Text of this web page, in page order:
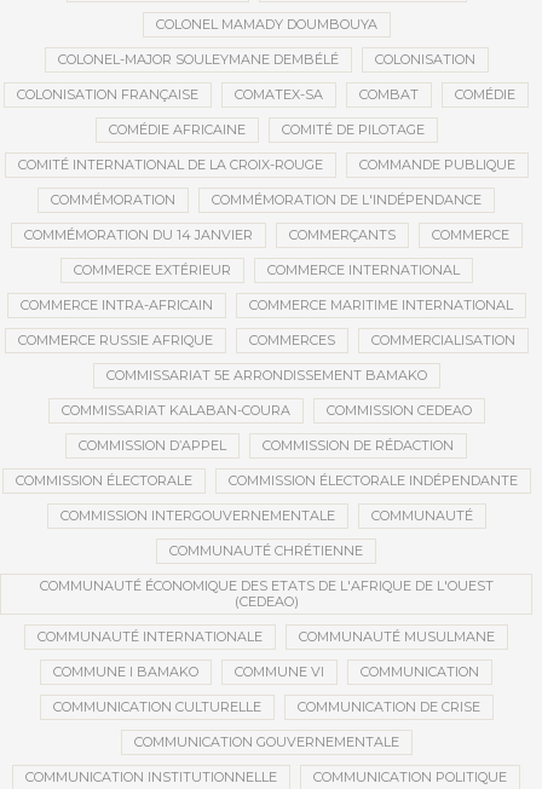
COLONEL MAMADY DOUMBOUYA
COLONEL-MAJOR SOULEYMANE DEMBÉLÉ COLONISATION
COLONISATION FRANÇAISE COMATEX-SA COMBAT COMÉDIE
COMÉDIE AFRICAINE COMITÉ DE PILOTAGE
COMITÉ INTERNATIONAL DE LA CROIX-ROUGE COMMANDE PUBLIQUE
COMMÉMORATION COMMÉMORATION DE L'INDÉPENDANCE
COMMÉMORATION DU 14 JANVIER COMMERÇANTS COMMERCE
COMMERCE EXTÉRIEUR COMMERCE INTERNATIONAL
COMMERCE INTRA-AFRICAIN COMMERCE MARITIME INTERNATIONAL
COMMERCE RUSSIE AFRIQUE COMMERCES COMMERCIALISATION
COMMISSARIAT 5E ARRONDISSEMENT BAMAKO
COMMISSARIAT KALABAN-COURA COMMISSION CEDEAO
COMMISSION D’APPEL COMMISSION DE RÉDACTION
COMMISSION ÉLECTORALE COMMISSION ÉLECTORALE INDÉPENDANTE
COMMISSION INTERGOUVERNEMENTALE COMMUNAUTÉ
COMMUNAUTÉ CHRÉTIENNE
COMMUNAUTÉ ÉCONOMIQUE DES ETATS DE L'AFRIQUE DE L'OUEST
(CEDEAO)
COMMUNAUTÉ INTERNATIONALE COMMUNAUTÉ MUSULMANE
COMMUNE I BAMAKO COMMUNE VI COMMUNICATION
COMMUNICATION CULTURELLE COMMUNICATION DE CRISE
COMMUNICATION GOUVERNEMENTALE
COMMUNICATION INSTITUTIONNELLE COMMUNICATION POLITIQUE